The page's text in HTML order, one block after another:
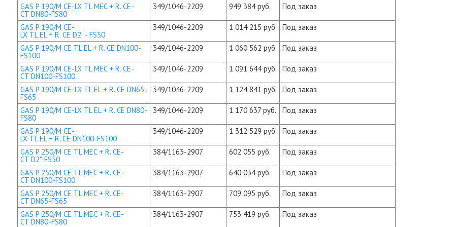
GAS P 190/M CE-LX TL MEC + R. CE-
CT DN80-FS80
349/1046-2209 949 384 руб. Под заказ
GAS P 190/M CE-
LX TL EL + R. CE D2” - FS50
349/1046-2209 1 014 215 руб. Под заказ
GAS P 190/M CE TL EL + R. CE DN100-
FS100
349/1046-2209 1 060 562 руб. Под заказ
GAS P 190/M CE-LX TL MEC + R. CE-
CT DN100-FS100
349/1046-2209 1 091 644 руб. Под заказ
GAS P 190/M CE-LX TL EL + R. CE DN65-
FS65
349/1046-2209 1 124 841 руб. Под заказ
GAS P 190/M CE-LX TL EL + R. CE DN80-
FS80
349/1046-2209 1 170 637 руб. Под заказ
GAS P 190/M CE-
LX TL EL + R. CE DN100-FS100
349/1046-2209 1 312 529 руб. Под заказ
GAS P 250/M CE TL MEC + R. CE-
CT D2"-FS50
384/1163-2907 602 055 руб. Под заказ
GAS P 250/M CE TL MEC + R. CE-
CT DN100-FS100
384/1163-2907 640 034 руб. Под заказ
GAS P 250/M CE TL MEC + R. CE-
CT DN65-FS65
384/1163-2907 709 095 руб. Под заказ
GAS P 250/M CE TL MEC + R. CE-
CT DN80-FS80
384/1163-2907 753 419 руб. Под заказ